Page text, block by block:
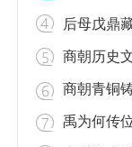
后母戊鼎
商朝历史
商朝青铜
禹为何传